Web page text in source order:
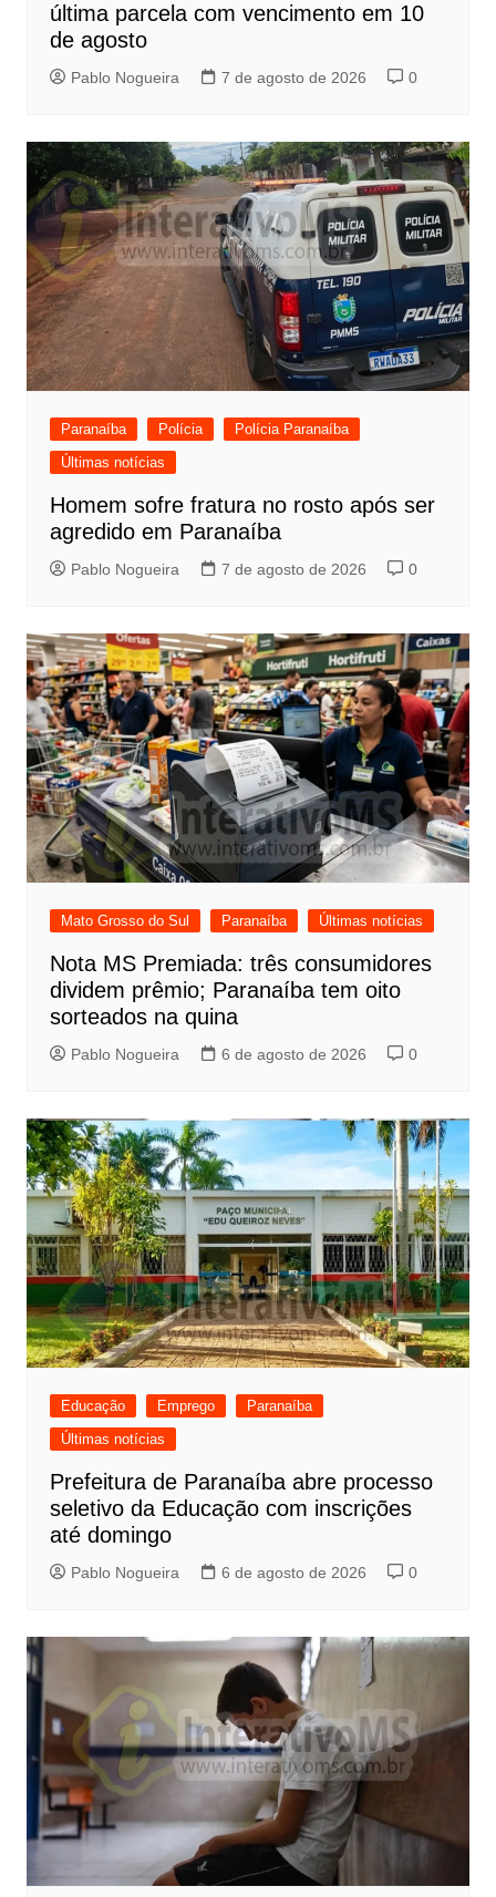
última parcela com vencimento em 10
de agosto
Pablo Nogueira 7 de agosto de 2026 0
Paranaíba Polícia
Polícia Paranaíba
Últimas notícias
Homem sofre fratura no rosto após ser
agredido em Paranaíba
Pablo Nogueira 7 de agosto de 2026 0
Mato Grosso do Sul Paranaíba Últimas notícias
Nota MS Premiada: três consumidores
dividem prêmio; Paranaíba tem oito
sorteados na quina
Pablo Nogueira 6 de agosto de 2026 0
Educação Emprego
Paranaíba
Últimas notícias
Prefeitura de Paranaíba abre processo
seletivo da Educação com inscrições
até domingo
Pablo Nogueira 6 de agosto de 2026 0